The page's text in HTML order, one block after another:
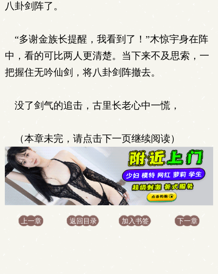
八卦剑阵了。
“多谢金族长提醒，我看到了！”木惊宇身在阵
中，看的可比两人更清楚。当下来不及思索，一
把握住无吟仙剑，将八卦剑阵撤去。
没了剑气的追击，古里长老心中一慌，
（本章未完，请点击下一页继续阅读）
上一章 返回目录 加入书签 下一章